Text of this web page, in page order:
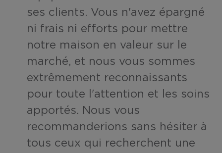
ses clients. Vous n'avez épargné
ni frais ni efforts pour mettre
notre maison en valeur sur le
marché, et nous vous sommes
extrêmement reconnaissants
pour toute l'attention et les soins
apportés. Nous vous
recommanderions sans hésiter à
tous ceux qui recherchent une